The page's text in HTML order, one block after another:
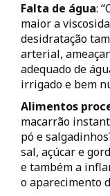
Falta de água:
maior a
desidratação
arterial,
adequado de
irrigado e bem
Alimentos
macarrão
pó e
sal, açúcar e
e também a
o aparecimento